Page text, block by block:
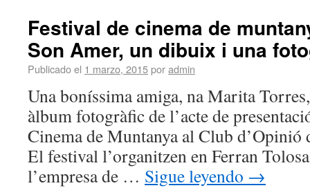
Festival de cinema de
Son Amer, un dibuix i una
Publicado el 1 marzo, 2015poradmin
Una boníssima amiga, na Marita
àlbum fotogràfic de l’acte de
Cinema de Muntanya al Club
El festival l’organitzen en Ferran
l’empresa de … Sigue leyendo →